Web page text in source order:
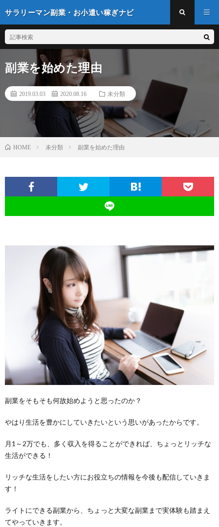
サラリーマン副業・お小遣い稼ぎナビ
副業を始めた理由
2019.03.03 2020.08.16 未分類
HOME 未分類 副業を始めた理由
副業をそもそも何故始めようと思ったのか？
やはり生活を豊かにしていきたいという思いがあったからです。
月1～2万でも、多く収入を得ることができれば、ちょっとリッチな
生活ができる！
リッチな生活をしたい方にお役立ちの情報を今後も配信していきま
す！
ライトにできる副業から、ちょっと大変な副業まで実体験も踏まえ
てやっていきます。